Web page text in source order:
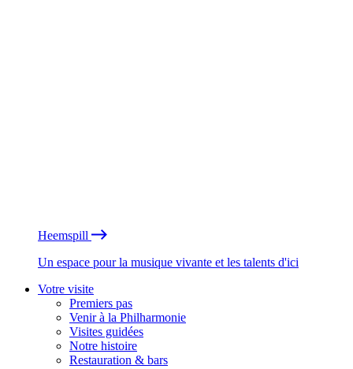
Heemspill
Un espace pour la musique vivante et les talents d'ici
Votre visite
Premiers pas
Venir à la Philharmonie
Visites guidées
Notre histoire
Restauration & bars